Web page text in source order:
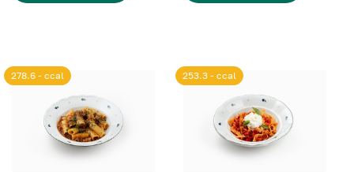
278.6 - ccal 253.3 - ccal